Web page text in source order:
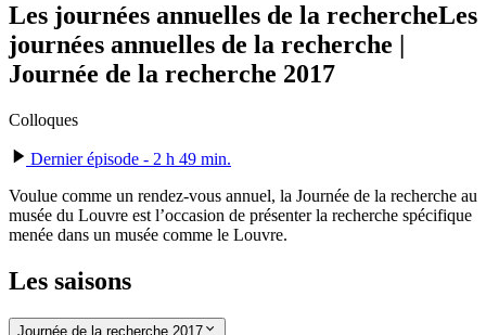
Les journées annuelles de la rechercheLes
journées annuelles de la recherche |
Journée de la recherche 2017
Colloques
Dernier épisode - 2 h 49 min.
Voulue comme un rendez-vous annuel, la Journée de la recherche au
musée du Louvre est l’occasion de présenter la recherche spécifique
menée dans un musée comme le Louvre.
Les saisons
Journée de la recherche 2017